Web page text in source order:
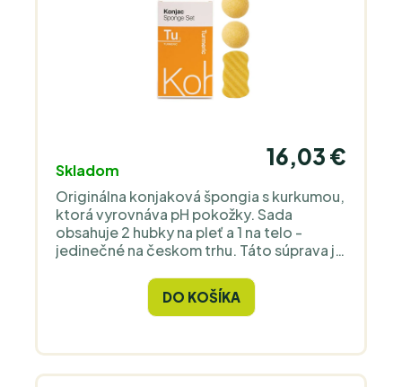
Skladom
16,03 €
Originálna konjaková špongia s kurkumou,
ktorá vyrovnáva pH pokožky. Sada
obsahuje 2 hubky na pleť a 1 na telo -
jedinečné na českom trhu. Táto súprava je
podráždenú pleť a pleť poškodenú slnkom
a pigmentáciou. 100% čisté prírodné
vlákna konjac, biologicky rozložiteľné,
rastlinný a prírodný produkt, vegánsky a
bez krutosti. Vhodný pre najcitlivejšiu
DO KOŠÍKA